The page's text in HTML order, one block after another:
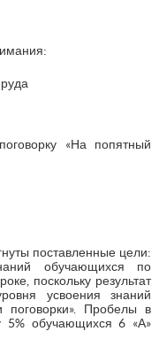
«На попятный
поставленные цели:
обучающихся по
поскольку результат
усвоения знаний
Пробелы в
обучающихся 6 «А»